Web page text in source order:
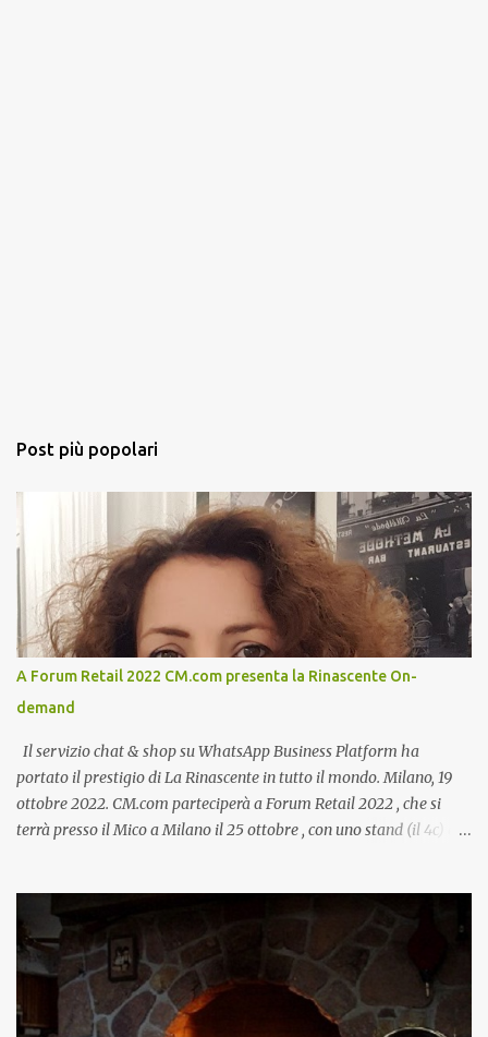
Post più popolari
A Forum Retail 2022 CM.com presenta la Rinascente On-
demand
Il servizio chat & shop su WhatsApp Business Platform ha
portato il prestigio di La Rinascente in tutto il mondo. Milano, 19
ottobre 2022. CM.com parteciperà a Forum Retail 2022 , che si
terrà presso il Mico a Milano il 25 ottobre , con uno stand (il 4c) e
tramite WhatsApp Business ”. Il primo appuntamento è per le ore
14:30 con Cristina Parigi, Country Manager di CM.com Italia, che
terrà una presentazione dal titolo:” Il presente e futuro del
Customer care omnicanale: come incontrare le aspettative dei